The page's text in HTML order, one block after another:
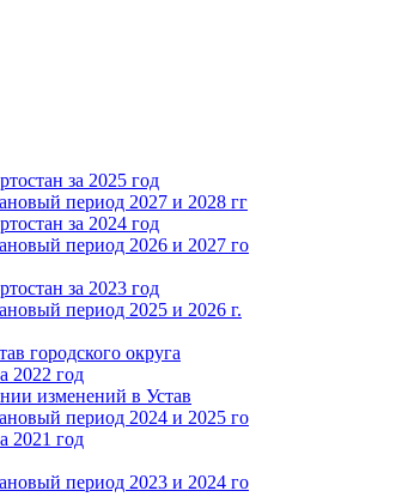
за 2025 год
период 2027 и 2028 гг
за 2024 год
период 2026 и 2027 го
за 2023 год
период 2025 и 2026 г.
городского округа
2022 год
изменений в Устав
период 2024 и 2025 го
2021 год
период 2023 и 2024 го